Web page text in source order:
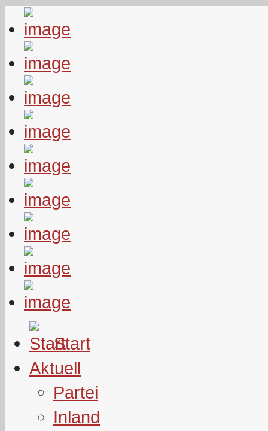
Start
Aktuell
Partei
Inland